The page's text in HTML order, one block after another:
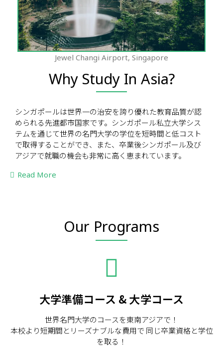
Jewel Changi Airport, Singapore
Why Study In Asia?
シンガポールは世界一の治安を誇り優れた教育品質が認
められる先進都市国家です。シンガポール私立大学シス
テムを通じて世界の名門大学の学位を短時間と低コスト
で取得することができ、また、卒業後シンガポール及び
アジアで就職の機会も非常に高く恵まれています。
Read More
Our Programs
大学準備コース & 大学コース
世界名門大学のコースを東南アジアで！
本校より短期間とリーズナブルな費用で 同じ卒業資格と学位
を取る！